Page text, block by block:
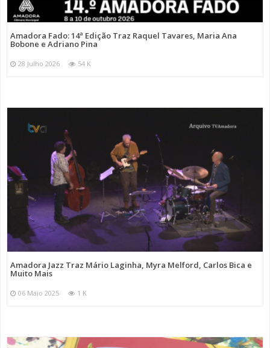
Amadora Fado: 14ª Edição Traz Raquel Tavares, Maria Ana
Bobone e Adriano Pina
28 Julho 2026 54 K
Amadora Jazz Traz Mário Laginha, Myra Melford, Carlos Bica e
Muito Mais
06 Maio 2025 1 K